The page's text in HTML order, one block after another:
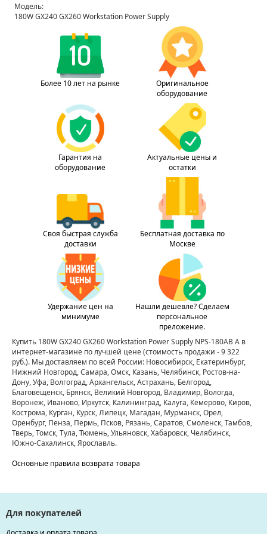
Модель:
180W GX240 GX260 Workstation Power Supply
Более 10 лет на рынке
Оригинальное
оборудование
Гарантия на
оборудование
Актуальные цены и
остатки
Своя быстрая служба
доставки
Бесплатная доставка по
Москве
Удержание цен на
минимуме
Нашли дешевле? Сделаем
персональное
преложение.
Купить 180W GX240 GX260 Workstation Power Supply NPS-180AB A в
интернет-магазине по лучшей цене(стоимость продажи - 9 322
руб.). Мы доставляем по всей России: Новосибирск, Екатеринбург,
Нижний Новгород, Самара, Омск, Казань, Челябинск, Ростов-на-
Дону, Уфа, Волгоград, Архангельск, Астрахань, Белгород,
Благовещенск, Брянск, Великий Новгород, Владимир, Вологда,
Воронеж, Иваново, Иркутск, Калининград, Калуга, Кемерово, Киров,
Кострома, Курган, Курск, Липецк, Магадан, Мурманск, Орел,
Оренбург, Пенза, Пермь, Псков, Рязань, Саратов, Смоленск, Тамбов,
Тверь, Томск, Тула, Тюмень, Ульяновск, Хабаровск, Челябинск,
Южно-Сахалинск, Ярославль.
Основные правила возврата товара
Для покупателей